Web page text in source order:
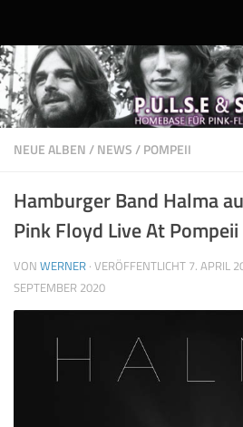
NEUE ALBEN/NEWS/POMPEII
Hamburger Band Halma
Pink Floyd Live At Pompeii
VON WERNER · VERÖFFENTLICHT 7. APRIL
SEPTEMBER 2020